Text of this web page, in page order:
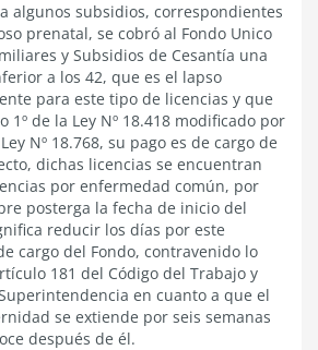
algunos subsidios, correspondientes
prenatal, se cobró al Fondo Unico
y Subsidios de Cesantía una
a los 42, que es el lapso
para este tipo de licencias y que
1º de la Ley Nº 18.418 modificado por
Nº 18.768, su pago es de cargo de
dichas licencias se encuentran
por enfermedad común, por
posterga la fecha de inicio del
reducir los días por este
cargo del Fondo, contravenido lo
181 del Código del Trabajo y
en cuanto a que el
se extiende por seis semanas
después de él.